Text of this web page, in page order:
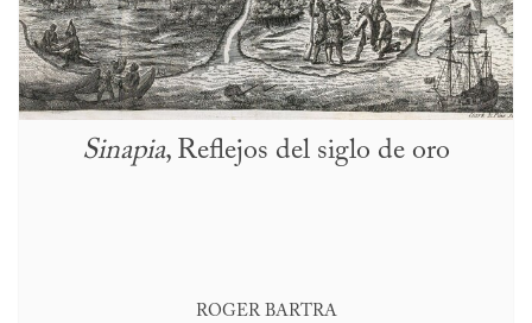
Sinapia, Reflejos del siglo de oro
ROGER BARTRA